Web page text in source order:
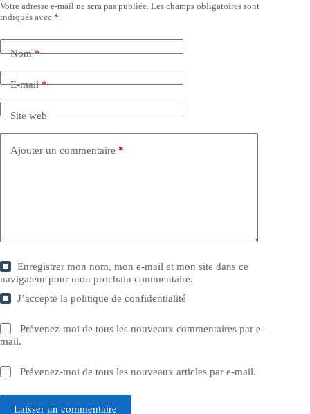
Votre adresse e-mail ne sera pas publiée. Les champs obligatoires sont
indiqués avec *
Nom*
E-mail*
Site web
Ajouter un commentaire *
Enregistrer mon nom, mon e-mail et mon site dans ce
navigateur pour mon prochain commentaire.
J’accepte lapolitique de confidentialité
Prévenez-moi de tous les nouveaux commentaires par e-
mail.
Prévenez-moi de tous les nouveaux articles par e-mail.
Laisser un commentaire